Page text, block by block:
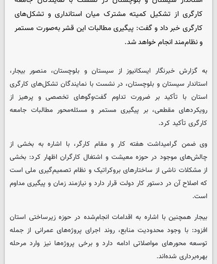
کارگری از تشکیل کمیته مشترک میان استانداری و تشکل‌های
کارگری خبر داد و گفت: پیگیری مطالبات این قشر به‌صورت مستمر
و نظام‌مند انجام خواهد شد.
به گزارش خبرنگار ایسکانیوز از سیستان و بلوچستان، منصور بیجار،
استاندار سیستان و بلوچستان، در نشست با نمایندگان تشکل‌های کارگری
استان با تأکید بر ضرورت تداوم گفت‌وگوهای تخصصی و پرهیز از
رویکردهای مقطعی، بر پیگیری مستمر و مسئله‌محور مطالبات جامعه
کارگری تأکید کرد.
وی ضمن گرامیداشت هفته کار و مقام کارگر، با اشاره به بخشی از
چالش‌های موجود در حوزه معیشت و اشتغال کارگران اظهار کرد: بخشی
از مشکلات ناشی از ساختارهای بروکراتیک و نظام تصمیم‌گیری ملی است
که اصلاح آن در دستور کار دولت قرار دارد و نیازمند زمان و پیگیری مداوم
است.
بیجار همچنین با اشاره به اقدامات انجام‌شده در حوزه زیرساختی استان
افزود: با وجود محدودیت منابع، روند اجرای پروژه‌های عمرانی از جمله
توسعه محورهای مواصلاتی ادامه دارد و برخی پروژه‌ها نیز وارد مرحله
بهره‌برداری شده‌اند.